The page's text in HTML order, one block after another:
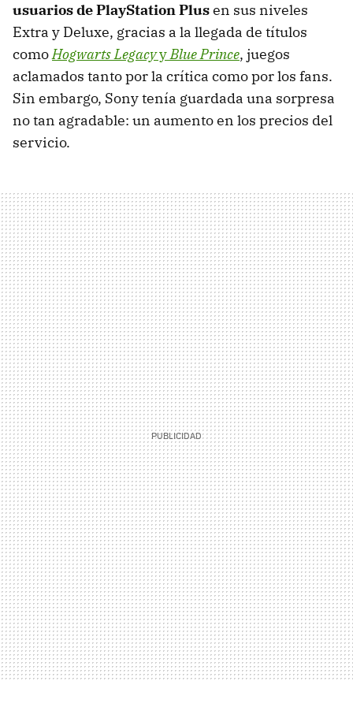
usuarios de PlayStation Plusen sus niveles
Extra y Deluxe, gracias a la llegada de títulos
comoHogwarts LegacyyBlue Prince, juegos
aclamados tanto por la crítica como por los fans.
Sin embargo, Sony tenía guardada una sorpresa
no tan agradable: un aumento en los precios del
servicio.